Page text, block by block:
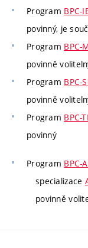
Program BPC-
povinný, je
Program BPC-
povinně
Program BPC-
povinně
Program BPC-
povinný
Program BPC-
specializace
povinně